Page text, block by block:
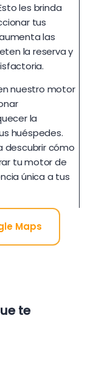
les brinda
tus
las
la reserva y
nuestro motor
la
huéspedes.
descubrir cómo
tu motor de
única a tus
Maps
te